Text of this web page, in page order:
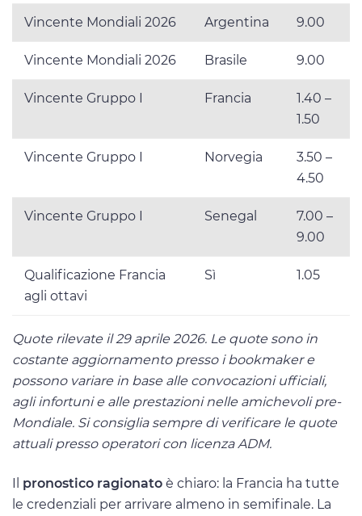
Vincente Mondiali 2026 Argentina 9.00
Vincente Mondiali 2026 Brasile 9.00
Vincente Gruppo I Francia
1.40 –
1.50
Vincente Gruppo I Norvegia
3.50 –
4.50
Vincente Gruppo I Senegal
7.00 –
9.00
Qualificazione Francia
agli ottavi
Sì 1.05
Quote rilevate il 29 aprile 2026. Le quote sono in
costante aggiornamento presso i bookmaker e
possono variare in base alle convocazioni ufficiali,
agli infortuni e alle prestazioni nelle amichevoli pre-
Mondiale. Si consiglia sempre di verificare le quote
attuali presso operatori con licenza ADM.
Il pronostico ragionato è chiaro: la Francia ha tutte
le credenziali per arrivare almeno in semifinale. La